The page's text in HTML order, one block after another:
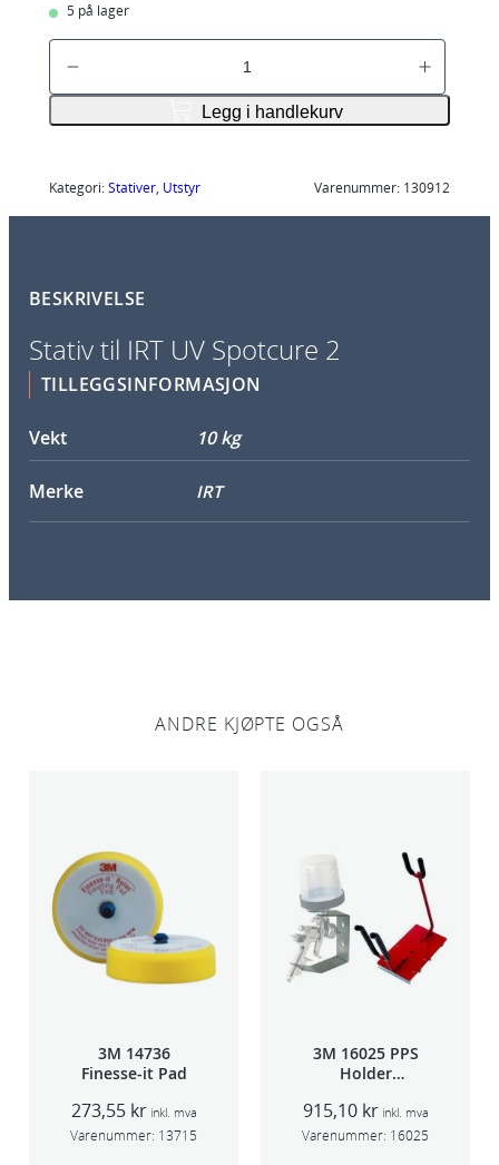
5 på lager
I
S
t
i
F
o
S
p
o
t
r
Legg i handlekurv
Kategori:Stativer, Utstyr Varenummer: 130912
BESKRIVELSE
Stativ til IRT UV Spotcure 2
TILLEGGSINFORMASJON
Vekt 10 kg
Merke IRT
ANDRE KJØPTE OGSÅ
3M 14736
Finesse-it Pad
273,55 kr inkl. mva
Varenummer: 13715
3M 16025 PPS
Holder
915,10 kr inkl. mva
Varenummer: 16025